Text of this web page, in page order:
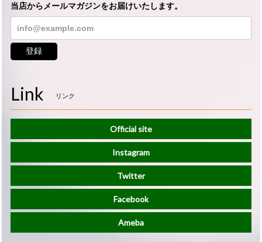
当店からメールマガジンをお届けいたします。
登録
Link リンク
Official site
Instagram
Twitter
Facebook
Ameba